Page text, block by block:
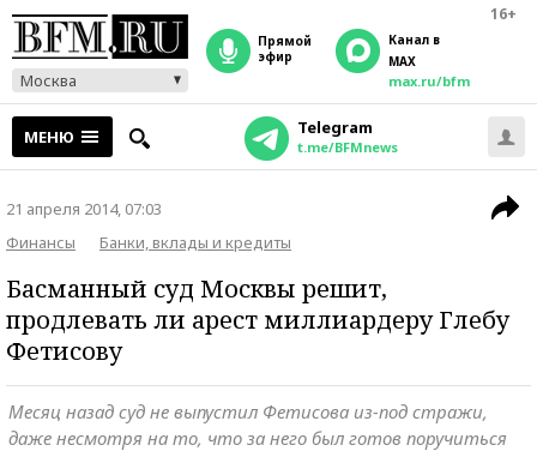
16+
Москва
прямой
эфир
Канал в
MAX
max.ru/bfm
МЕНЮ Telegram
t.me/BFMnews
21 апреля 2014, 07:03
Финансы
Банки, вклады и кредиты
Басманный суд Москвы решит,
продлевать ли арест миллиардеру Глебу
Фетисову
Месяц назад суд не выпустил Фетисова из-под стражи,
даже несмотря на то, что за него был готов поручиться